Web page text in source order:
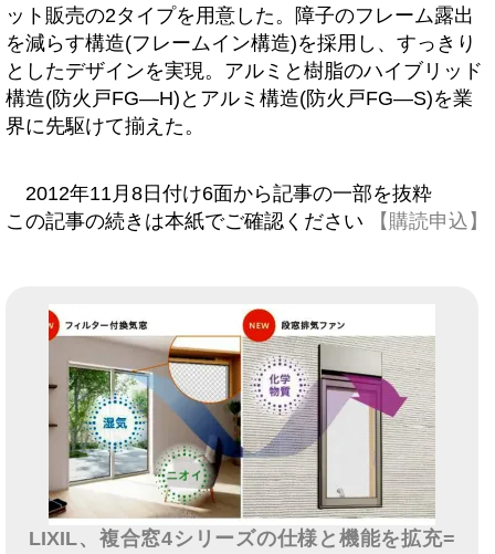
ット販売の2タイプを用意した。障子のフレーム露出
を減らす構造(フレームイン構造)を採用し、すっきり
としたデザインを実現。アルミと樹脂のハイブリッド
構造(防火戸FG―H)とアルミ構造(防火戸FG―S)を業
界に先駆けて揃えた。
2012年11月8日付け6面から記事の一部を抜粋
この記事の続きは本紙でご確認ください
【購読申込】
LIXIL、複合窓4シリーズの仕様と機能を拡充=